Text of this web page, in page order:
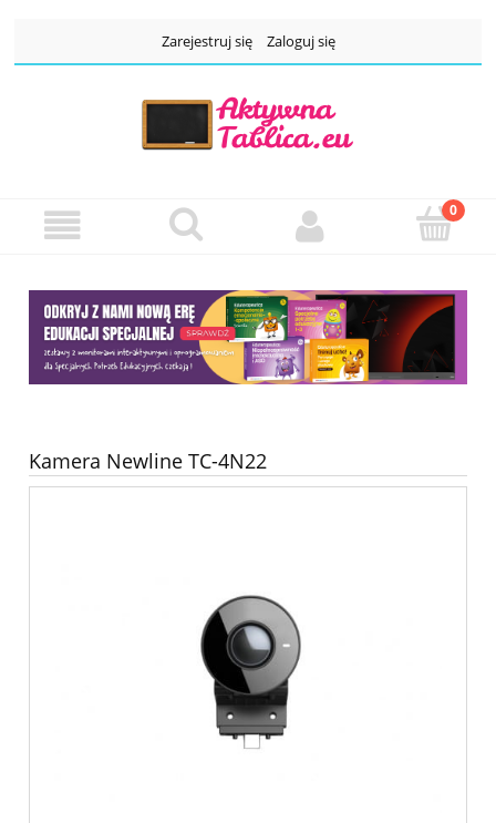
Zarejestruj się Zaloguj się
Kamera Newline TC-4N22